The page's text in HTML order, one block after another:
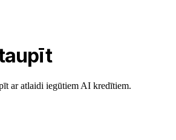
ar atlaidi iegūtiem AI kredītiem.